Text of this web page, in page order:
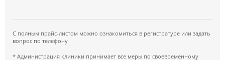
С полным прайс-листом можно ознакомиться в регистратуре или задать
вопрос по телефону
* Администрация клиники принимает все меры по своевременному